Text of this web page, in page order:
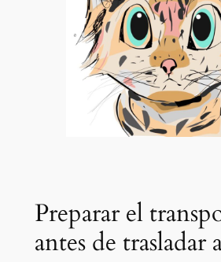
Preparar el
antes de trasladar